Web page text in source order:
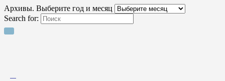
Архивы. Выберите год и месяц
Search for: